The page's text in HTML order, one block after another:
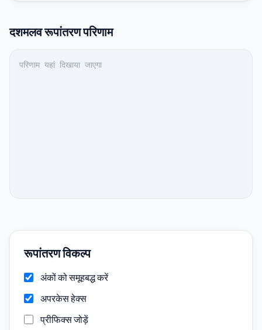
दशमलवरूपांतरण परिणाम
रूपांतरण विकल्प
अंकों को समूहबद्ध करें
अपरकेस हेक्स
प्रीफिक्स जोड़ें